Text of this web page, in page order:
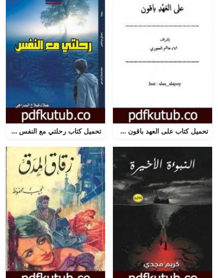
تحميل كتاب على العهد باقون PDF تأليف فريق أشرقت شمس الإبداع مجانا [كامل] تحميل كتاب رحلتي مع النفس PDF تأليف علاء فلاح الدراجي مجانا [كامل]